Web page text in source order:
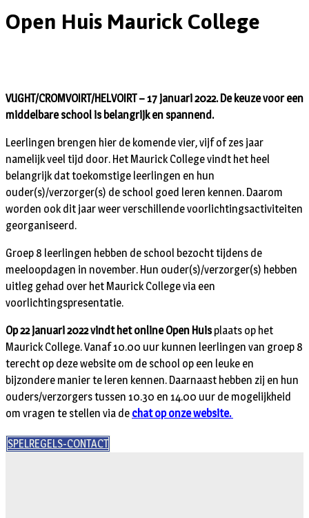
Open Huis Maurick College
VUGHT/CROMVOIRT/HELVOIRT – 17 januari 2022. De keuze voor een
middelbare school is belangrijk en spannend.
Leerlingen brengen hier de komende vier, vijf of zes jaar
namelijk veel tijd door. Het Maurick College vindt het heel
belangrijk dat toekomstige leerlingen en hun
ouder(s)/verzorger(s) de school goed leren kennen. Daarom
worden ook dit jaar weer verschillende voorlichtingsactiviteiten
georganiseerd.
Groep 8 leerlingen hebben de school bezocht tijdens de
meeloopdagen in november. Hun ouder(s)/verzorger(s) hebben
uitleg gehad over het Maurick College via een
voorlichtingspresentatie.
Op 22 januari 2022 vindt het online Open Huisplaats op het
Maurick College. Vanaf 10.00 uur kunnen leerlingen van groep 8
terecht op deze website om de school op een leuke en
bijzondere manier te leren kennen. Daarnaast hebben zij en hun
ouders/verzorgers tussen 10.30 en 14.00 uur de mogelijkheid
om vragen te stellen via de chat op onze website.
SPELREGELS-CONTACT